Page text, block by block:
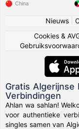
China
Nieuws|
Cookies &
Gratis Algerijnse
Verbindingen
Ahlan wa sahlan!
voor authentieke
singles samen van